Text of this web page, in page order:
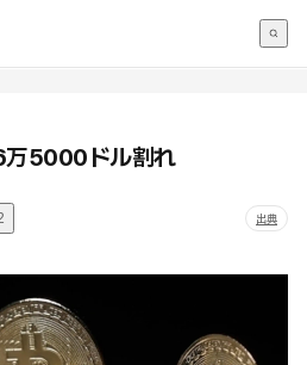
万5000ドル割れ
出典